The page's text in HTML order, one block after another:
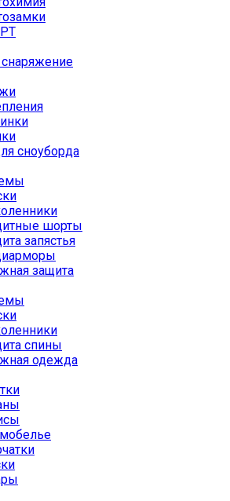
сноуборда
шорты
запястья
защита
спины
одежда